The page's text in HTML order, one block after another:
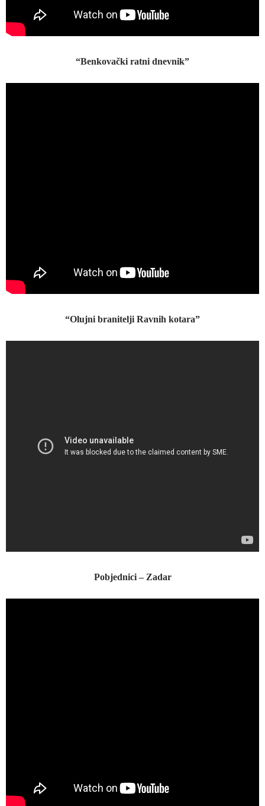
“Benkovački ratni dnevnik”
“Olujni branitelji Ravnih kotara”
Pobjednici – Zadar